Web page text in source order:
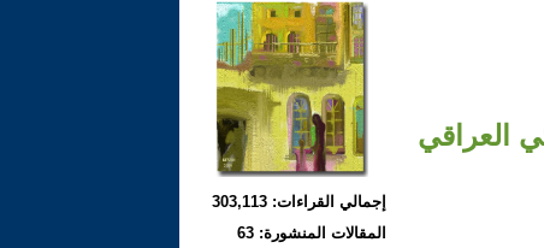
العراقي
إجمالي القراءات: 303,113
المقالات المنشورة: 63